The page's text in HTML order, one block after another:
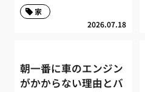
2026.07.18
家
朝一番に車のエンジン
がかからない理由とバ